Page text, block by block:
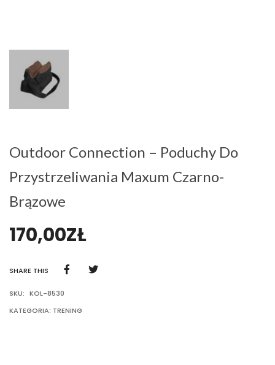
Outdoor Connection – Poduchy Do
Przystrzeliwania Maxum Czarno-
Brązowe
170,00ZŁ
SHARE THIS
SKU: KOL-8530
KATEGORIA: TRENING